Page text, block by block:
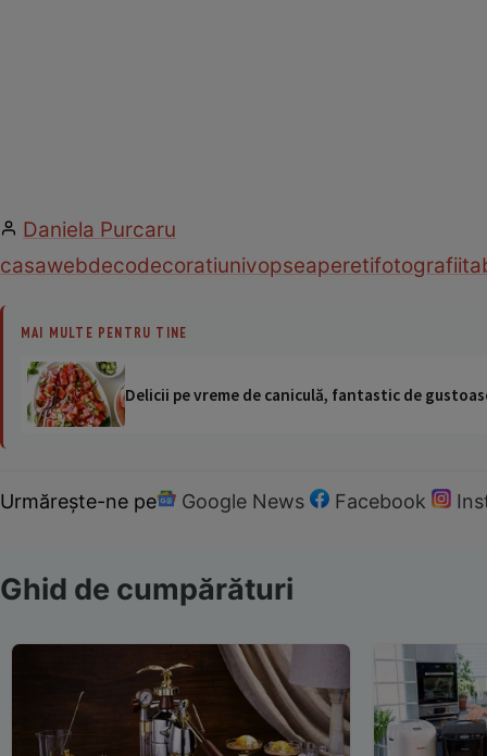
Daniela Purcaru
casawebdecodecoratiunivopseaperetifotografii
MAI MULTE PENTRU TINE
Delicii pe vreme de caniculă, fantastic de
Urmărește-ne pe Google News Facebook
Ghid de cumpărături